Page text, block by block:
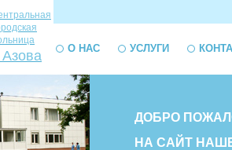
Азова О НАС УСЛУГИ
ДОБРО
НА САЙТ